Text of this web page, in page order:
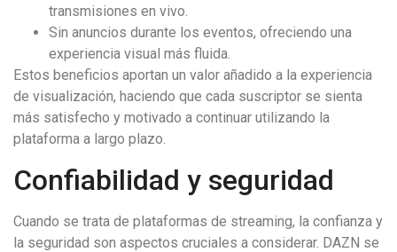
transmisiones en vivo.
Sin anuncios durante los eventos, ofreciendo una
experiencia visual más fluida.
Estos beneficios aportan un valor añadido a la experiencia
de visualización, haciendo que cada suscriptor se sienta
más satisfecho y motivado a continuar utilizando la
plataforma a largo plazo.
Confiabilidad y seguridad
Cuando se trata de plataformas de streaming, la confianza y
la seguridad son aspectos cruciales a considerar. DAZN se